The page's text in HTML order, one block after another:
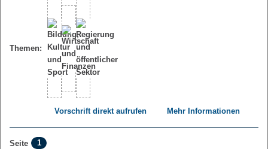
Themen:
Vorschrift direkt aufrufen Mehr Informationen
Seite
1